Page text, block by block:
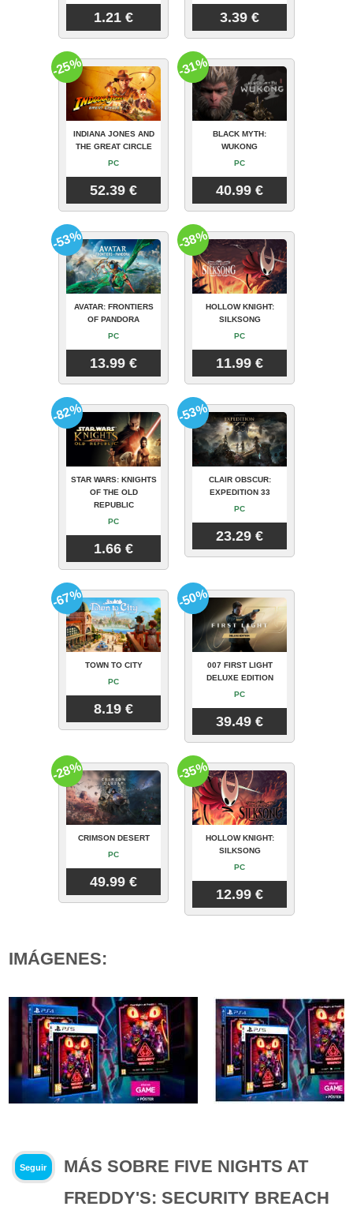
1.21 € 3.39 €
INDIANA JONES AND
THE GREAT CIRCLE
PC
52.39 €
-25%
BLACK MYTH:
WUKONG
PC
40.99 €
-31%
AVATAR: FRONTIERS
OF PANDORA
PC
13.99 €
-53%
HOLLOW KNIGHT:
SILKSONG
PC
11.99 €
-38%
STAR WARS: KNIGHTS
OF THE OLD
REPUBLIC
PC
1.66 €
-82%
CLAIR OBSCUR:
EXPEDITION 33
PC
23.29 €
-53%
TOWN TO CITY
PC
8.19 €
-67%
007 FIRST LIGHT
DELUXE EDITION
PC
39.49 €
-50%
CRIMSON DESERT
PC
49.99 €
-28%
HOLLOW KNIGHT:
SILKSONG
PC
12.99 €
-35%
IMÁGENES:
Seguir
MÁS SOBRE FIVE NIGHTS AT
FREDDY'S: SECURITY BREACH